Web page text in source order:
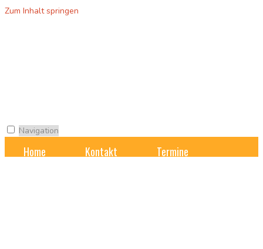
Zum Inhalt springen
Navigation
Home Kontakt
Termine